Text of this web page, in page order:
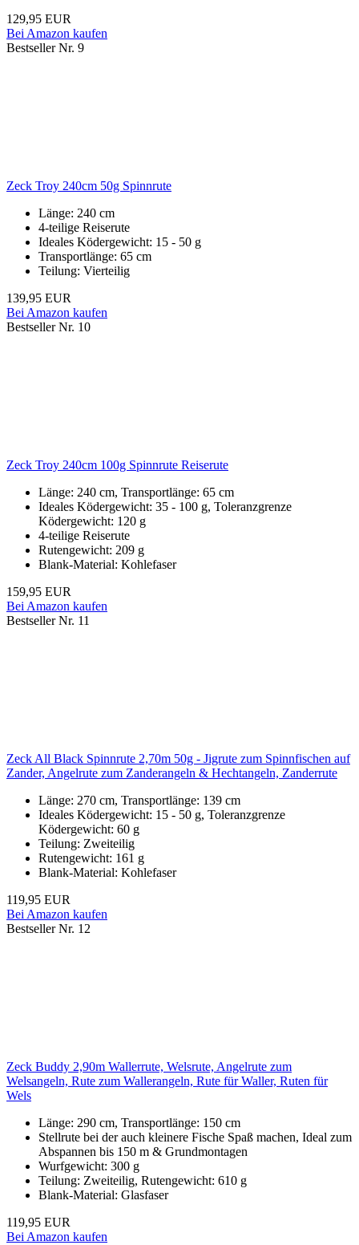
129,95 EUR
Bei Amazon kaufen
Bestseller Nr. 9
Zeck Troy 240cm 50g Spinnrute
Länge: 240 cm
4-teilige Reiserute
Ideales Ködergewicht: 15 - 50 g
Transportlänge: 65 cm
Teilung: Vierteilig
139,95 EUR
Bei Amazon kaufen
Bestseller Nr. 10
Zeck Troy 240cm 100g Spinnrute Reiserute
Länge: 240 cm, Transportlänge: 65 cm
Ideales Ködergewicht: 35 - 100 g, Toleranzgrenze
Ködergewicht: 120 g
4-teilige Reiserute
Rutengewicht: 209 g
Blank-Material: Kohlefaser
159,95 EUR
Bei Amazon kaufen
Bestseller Nr. 11
Zeck All Black Spinnrute 2,70m 50g - Jigrute zum Spinnfischen auf
Zander, Angelrute zum Zanderangeln & Hechtangeln, Zanderrute
Länge: 270 cm, Transportlänge: 139 cm
Ideales Ködergewicht: 15 - 50 g, Toleranzgrenze
Ködergewicht: 60 g
Teilung: Zweiteilig
Rutengewicht: 161 g
Blank-Material: Kohlefaser
119,95 EUR
Bei Amazon kaufen
Bestseller Nr. 12
Zeck Buddy 2,90m Wallerrute, Welsrute, Angelrute zum
Welsangeln, Rute zum Wallerangeln, Rute für Waller, Ruten für
Wels
Länge: 290 cm, Transportlänge: 150 cm
Stellrute bei der auch kleinere Fische Spaß machen, Ideal zum
Abspannen bis 150 m & Grundmontagen
Wurfgewicht: 300 g
Teilung: Zweiteilig, Rutengewicht: 610 g
Blank-Material: Glasfaser
119,95 EUR
Bei Amazon kaufen